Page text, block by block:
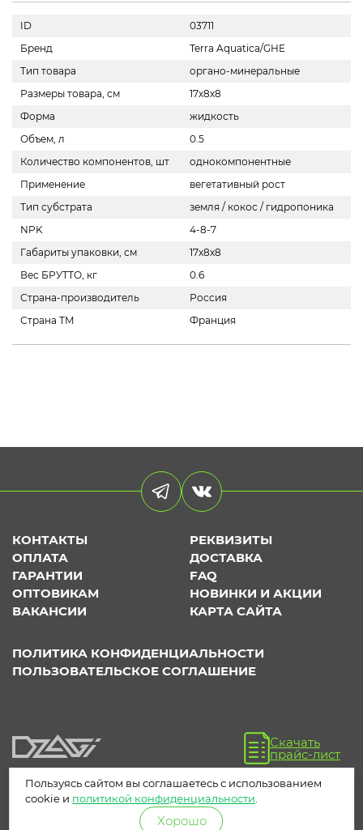
ID
03711
Бренд
Terra Aquatica/GHE
Тип товара
органо-минеральные
Размеры товара, см
17х8х8
Форма
жидкость
Объем, л
0.5
Количество компонентов, шт
однокомпонентные
Применение
вегетативный рост
Тип субстрата
земля / кокос / гидропоника
NPK
4-8-7
Габариты упаковки, см
17х8х8
Вес БРУТТО, кг
0.6
Страна-производитель
Россия
Страна ТМ
Франция
КОНТАКТЫ
РЕКВИЗИТЫ
ОПЛАТА
ДОСТАВКА
ГАРАНТИИ
FAQ
ОПТОВИКАМ
НОВИНКИ И АКЦИИ
ВАКАНСИИ
КАРТА САЙТА
ПОЛИТИКА КОНФИДЕНЦИАЛЬНОСТИ
ПОЛЬЗОВАТЕЛЬСКОЕ СОГЛАШЕНИЕ
Скачать
прайс-лист
Пользуясь сайтом вы соглашаетесь с использованием
cookie и политикой конфиденциальности
Хорошо